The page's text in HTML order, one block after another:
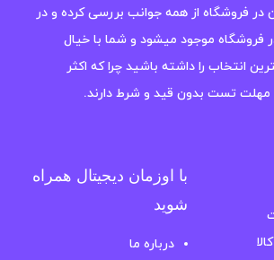
در فروشگاه از همه جوانب بررسی کرده و در
فروشگاه موجود میشود و شما با خیال
انتخاب را داشته باشید چرا که اکثر
تست بدون قید و شرط دارند.
با اوزمان دیجیتال همراه
شوید
درباره ما